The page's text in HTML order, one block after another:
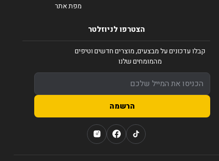
מפת אתר
הצטרפו לניוזלטר
קבלו עדכונים על מבצעים, מוצרים חדשים וטיפים
מהמומחים שלנו
הרשמה